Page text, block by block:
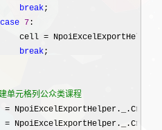
break;
case 7:
cell
=
break;
单元格列公众类课程
=
=